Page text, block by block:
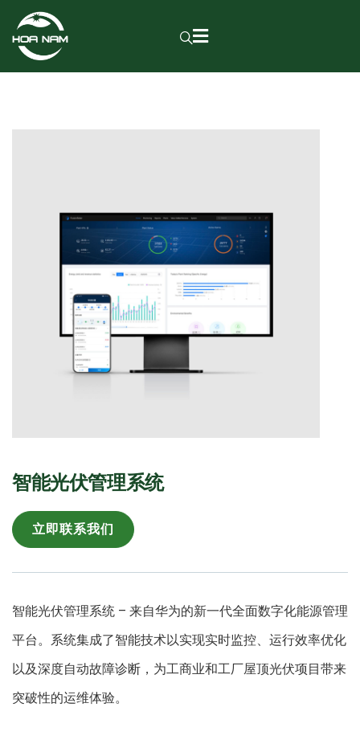
智能光伏管理系统
立即联系我们
智能光伏管理系统 – 来自华为的新一代全面数字化能源管理
平台。系统集成了智能技术以实现实时监控、运行效率优化
以及深度自动故障诊断，为工商业和工厂屋顶光伏项目带来
突破性的运维体验。